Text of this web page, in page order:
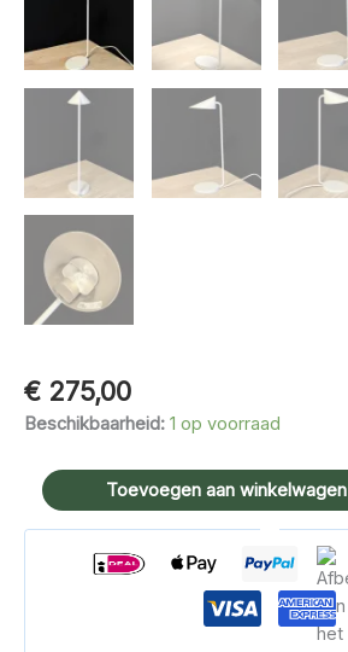
€ 275,00
Beschikbaarheid: 1 op voorraad
Louis
Poulsen
bureaulamp
Toevoegen aan winkelwagen